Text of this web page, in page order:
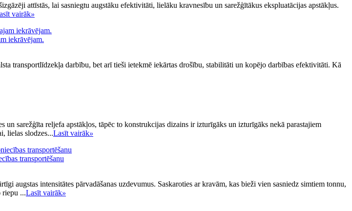
attīstās, lai sasniegtu augstāku efektivitāti, lielāku kravnesību un sarežģītākus ekspluatācijas apstākļus.
vairāk»
iekrāvējam.
transportlīdzekļa darbību, bet arī tieši ietekmē iekārtas drošību, stabilitāti un kopējo darbības efektivitāti. Kā
sarežģīta reljefa apstākļos, tāpēc to konstrukcijas dizains ir izturīgāks un izturīgāks nekā parastajiem
lielas slodzes...Lasīt vairāk»
transportēšanu
augstas intensitātes pārvadāšanas uzdevumus. Saskaroties ar kravām, kas bieži vien sasniedz simtiem tonnu,
riepu ...Lasīt vairāk»